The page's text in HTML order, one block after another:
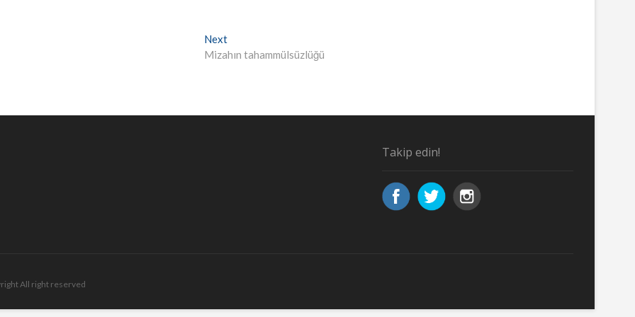
NextNext
post:
Mizahın tahammülsüzlüğü
Takip edin!
All right reserved